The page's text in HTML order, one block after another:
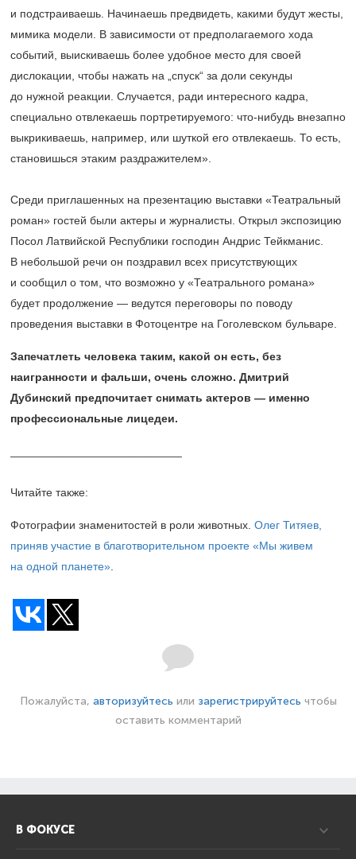
и подстраиваешь. Начинаешь предвидеть, какими будут жесты,
мимика модели. В зависимости от предполагаемого хода
событий, выискиваешь более удобное место для своей
дислокации, чтобы нажать на „спуск“ за доли секунды
до нужной реакции. Случается, ради интересного кадра,
специально отвлекаешь портретируемого: что-нибудь внезапно
выкрикиваешь, например, или шуткой его отвлекаешь. То есть,
становишься этаким раздражителем».
Среди приглашенных на презентацию выставки «Театральный
роман» гостей были актеры и журналисты. Открыл экспозицию
Посол Латвийской Республики господин Андрис Тейкманис.
В небольшой речи он поздравил всех присутствующих
и сообщил о том, что возможно у «Театрального романа»
будет продолжение — ведутся переговоры по поводу
проведения выставки в Фотоцентре на Гоголевском бульваре.
Запечатлеть человека таким, какой он есть, без
наигранности и фальши, очень сложно. Дмитрий
Дубинский предпочитает снимать актеров — именно
профессиональные лицедеи.
Читайте также:
Фотографии знаменитостей в роли животных. Олег Титяев,
приняв участие в благотворительном проекте «Мы живем
на одной планете»
Пожалуйста, авторизуйтесь или зарегистрируйтесь чтобы
оставить комментарий
В ФОКУСЕ